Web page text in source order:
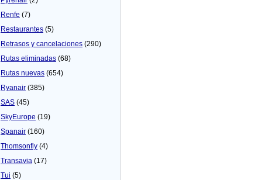
Renfe (7)
Restaurantes (5)
Retrasos y cancelaciones (290)
Rutas eliminadas (68)
Rutas nuevas (654)
Ryanair (385)
SAS (45)
SkyEurope (19)
Spanair (160)
Thomsonfly (4)
Transavia (17)
Tui (5)